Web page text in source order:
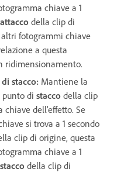
chiave a 1
attacco della clip di
fotogrammi chiave
a questa
ridimensionamento.
stacco: Mantiene la
di stacco della clip
dell'effetto. Se
si trova a 1 secondo
clip di origine, questa
chiave a 1
stacco della clip di